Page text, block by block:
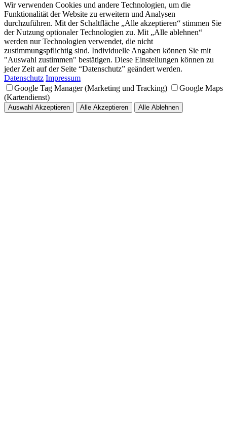
Wir verwenden Cookies und andere Technologien, um die
Funktionalität der Website zu erweitern und Analysen
durchzuführen. Mit der Schaltfläche „Alle akzeptieren“ stimmen Sie
der Nutzung optionaler Technologien zu. Mit „Alle ablehnen“
werden nur Technologien verwendet, die nicht
zustimmungspflichtig sind. Individuelle Angaben können Sie mit
"Auswahl zustimmen" bestätigen. Diese Einstellungen können zu
jeder Zeit auf der Seite “Datenschutz” geändert werden.
Datenschutz Impressum
Google Tag Manager (Marketing und Tracking)
Google Maps
(Kartendienst)
Auswahl Akzeptieren Alle Akzeptieren Alle Ablehnen